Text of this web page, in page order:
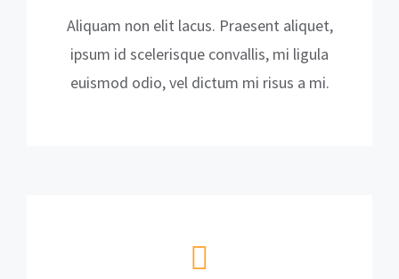
Aliquam non elit lacus. Praesent aliquet,
ipsum id scelerisque convallis, mi ligula
euismod odio, vel dictum mi risus a mi.